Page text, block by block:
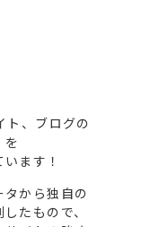
ト、ブログの
を
ます！
タから独自の
たもので、